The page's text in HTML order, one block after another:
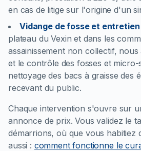
en cas de litige sur l'origine d'un
Vidange de fosse et
plateau du Vexin et dans les
assainissement non collectif,
et le contrôle des fosses et micro-
nettoyage des bacs à graisse des
recevant du public.
Chaque intervention s'ouvre sur
annonce de prix. Vous validez le
démarrions, où que vous habitiez
aussi : comment fonctionne le